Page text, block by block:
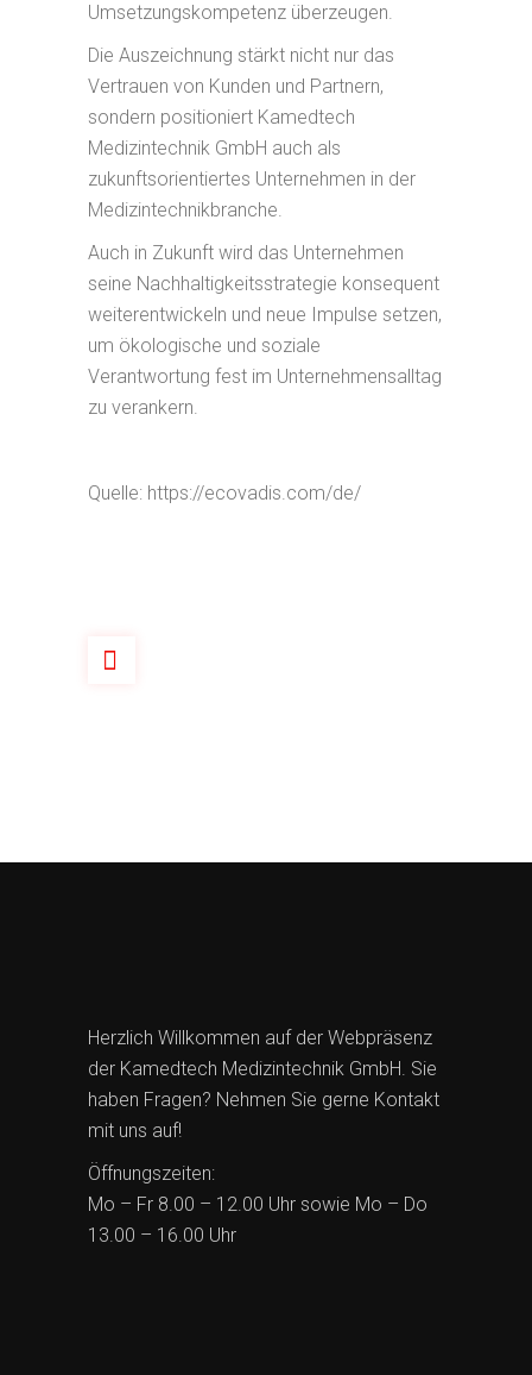
Umsetzungskompetenz überzeugen.
Die Auszeichnung stärkt nicht nur das
Vertrauen von Kunden und Partnern,
sondern positioniert Kamedtech
Medizintechnik GmbH auch als
zukunftsorientiertes Unternehmen in der
Medizintechnikbranche.
Auch in Zukunft wird das Unternehmen
seine Nachhaltigkeitsstrategie konsequent
weiterentwickeln und neue Impulse setzen,
um ökologische und soziale
Verantwortung fest im Unternehmensalltag
zu verankern.
Quelle: https://ecovadis.com/de/
Herzlich Willkommen auf der Webpräsenz
der Kamedtech Medizintechnik GmbH. Sie
haben Fragen? Nehmen Sie gerne Kontakt
mit uns auf!
Öffnungszeiten:
Mo – Fr 8.00 – 12.00 Uhr sowie Mo – Do
13.00 – 16.00 Uhr